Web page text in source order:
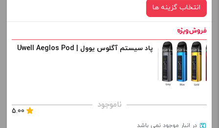
+
افزودن به سبد خرید
انتخاب گزینه ها
رنگ:
برای فعال شدن سبد خرید و نمایش قیمت ، گزینه های محصول را
پاد سیستم آگلوس یوول | Uwell Aeglos Pod
ناموجود
5.00
در انبار موجود نمی باشد